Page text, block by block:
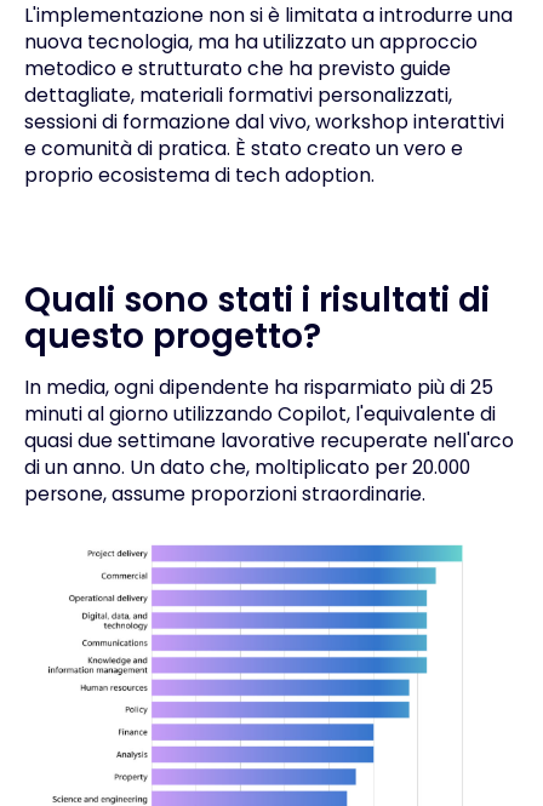
L'implementazione non si è limitata a introdurre una
nuova tecnologia, ma ha utilizzato un approccio
metodico e strutturato che ha previsto guide
dettagliate, materiali formativi personalizzati,
sessioni di formazione dal vivo, workshop interattivi
e comunità di pratica. È stato creato un vero e
proprio ecosistema di tech adoption.
Quali sono stati i risultati di
questo progetto?
In media, ogni dipendente ha risparmiato più di 25
minuti al giorno utilizzando Copilot, l'equivalente di
quasi due settimane lavorative recuperate nell'arco
di un anno. Un dato che, moltiplicato per 20.000
persone, assume proporzioni straordinarie.